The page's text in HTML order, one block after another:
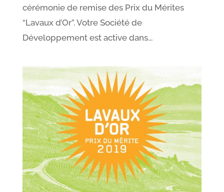
cérémonie de remise des Prix du Mérites
“Lavaux d’Or”. Votre Société de
Développement est active dans...